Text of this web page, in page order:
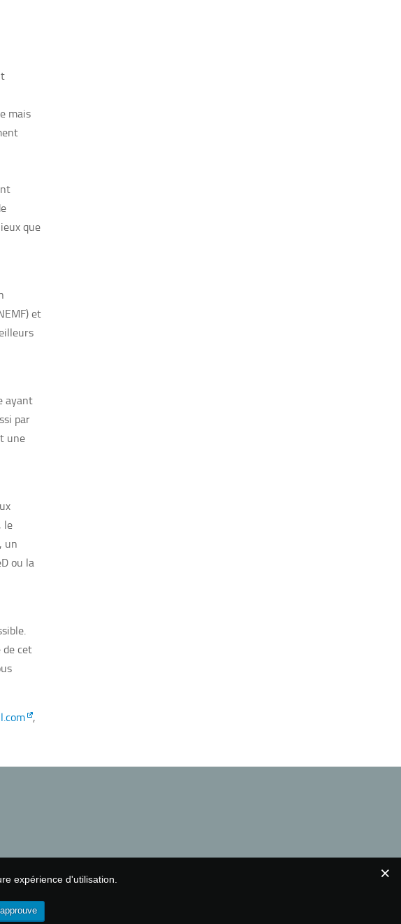
mais
que
et
ayant
par
une
le
un
ou la
cet
,
expérience d'utilisation.